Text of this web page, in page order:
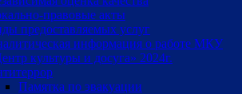
правовые акты
предоставляемых услуг
информация о работе МКУ
культуры и досуга» 2024г.
Памятка по эвакуации